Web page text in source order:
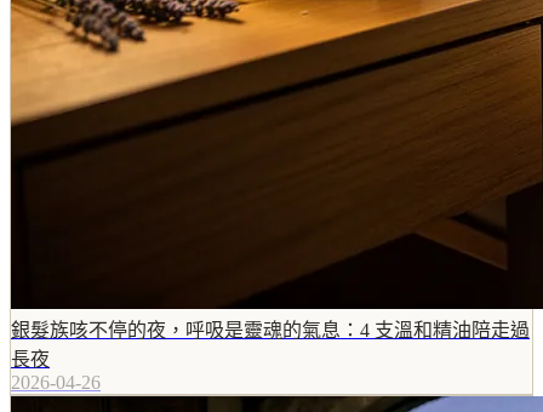
銀髮族咳不停的夜，呼吸是靈魂的氣息：4 支溫和精油陪走過
長夜
2026-04-26